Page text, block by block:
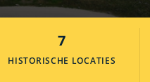
HISTORISCHE LOCATIES
7